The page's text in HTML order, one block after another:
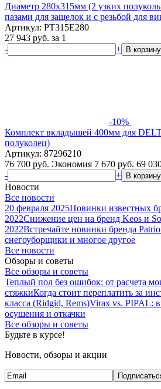
Диаметр 280х315мм (2 узких
пазами для защелок и с резьбой для
Артикул: PT315E280
27 943 руб. за 1
-
+ В корзину
-10%
Комплект вкладышей 400мм для
полуколец)
Артикул: 87296210
76 700 руб. Экономия 7 670 руб. 69
-
+ В корзину
Новости
Все новости
20 февраля 2025Новинки известных
2022Снижение цен на бренд Keos и
2022Встречайте новинки бренда
снегоуборщики и многое другое
Все новости
Обзоры и советы
Все обзоры и советы
Теплый пол без ошибок: от расчета
стяжкиКогда стоит переплатить за
класса (Ridgid, Rems)Virax vs. PIPAL:
осушения и откачки
Все обзоры и советы
Будьте в курсе!
Новости, обзоры и акции